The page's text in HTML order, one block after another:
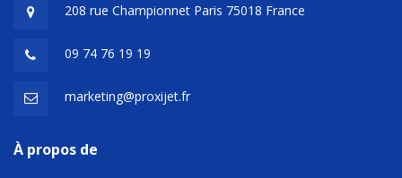
208 rue Championnet Paris 75018 France
09 74 76 19 19
marketing@proxijet.fr
À propos de